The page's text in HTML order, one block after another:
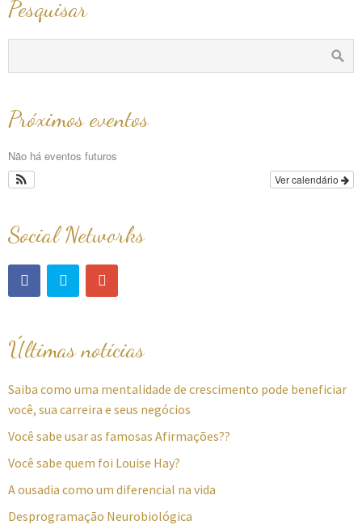
Pesquisar
Próximos eventos
Não há eventos futuros
Ver calendário
Social Networks
Últimas notícias
Saiba como uma mentalidade de crescimento pode beneficiar
você, sua carreira e seus negócios
Você sabe usar as famosas Afirmações??
Você sabe quem foi Louise Hay?
A ousadia como um diferencial na vida
Desprogramação Neurobiológica